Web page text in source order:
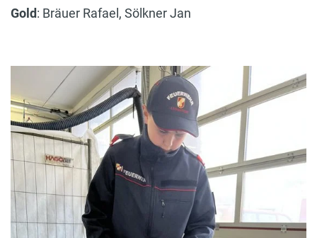
Gold: Bräuer Rafael, Sölkner Jan